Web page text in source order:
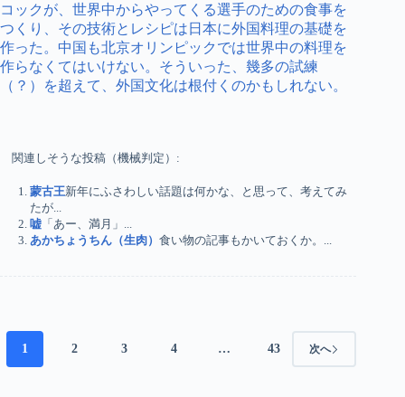
コックが、世界中からやってくる選手のための食事を
つくり、その技術とレシピは日本に外国料理の基礎を
作った。中国も北京オリンピックでは世界中の料理を
作らなくてはいけない。そういった、幾多の試練
（？）を超えて、外国文化は根付くのかもしれない。
関連しそうな投稿（機械判定）:
蒙古王新年にふさわしい話題は何かな、と思って、考えてみ
たが...
嘘「あー、満月」...
あかちょうちん（生肉） 食い物の記事もかいておくか。...
1 2 3 4 … 43 次へ